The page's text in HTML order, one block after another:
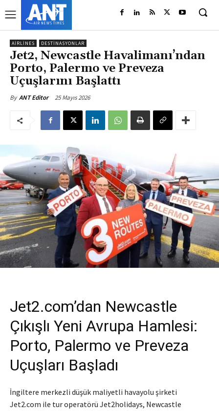
AIRLINES DESTINASYONLAR
Jet2, Newcastle Havalimanı’ndan
Porto, Palermo ve Preveza
Uçuşlarını Başlattı
By ANT Editor 25 Mayıs 2026
Jet2.com’dan Newcastle
Çıkışlı Yeni Avrupa Hamlesi:
Porto, Palermo ve Preveza
Uçuşları Başladı
İngiltere merkezli düşük maliyetli havayolu şirketi
Jet2.com ile tur operatörü Jet2holidays, Newcastle